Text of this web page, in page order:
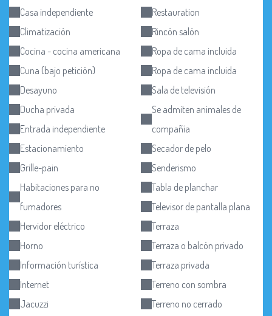
Casa independiente
Climatización
Cocina - cocina americana
Cuna (bajo petición)
Desayuno
Ducha privada
Entrada independiente
Estacionamiento
Grille-pain
Habitaciones para no
fumadores
Hervidor eléctrico
Horno
Información turística
Internet
Jacuzzi
Restauration
Rincón salón
Ropa de cama incluida
Ropa de cama incluida
Sala de televisión
Se admiten animales de
compañía
Secador de pelo
Senderismo
Tabla de planchar
Televisor de pantalla plana
Terraza
Terraza o balcón privado
Terraza privada
Terreno con sombra
Terreno no cerrado